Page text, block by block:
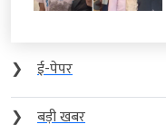
❯
ई-पेपर
❯
बड़ी खबर